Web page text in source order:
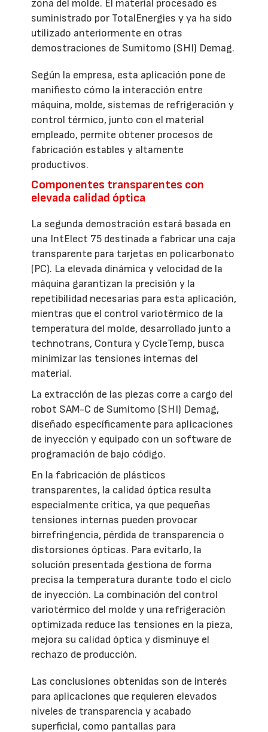
zona del molde. El material procesado es
suministrado por TotalEnergies y ya ha sido
utilizado anteriormente en otras
demostraciones de Sumitomo (SHI) Demag.
Según la empresa, esta aplicación pone de
manifiesto cómo la interacción entre
máquina, molde, sistemas de refrigeración y
control térmico, junto con el material
empleado, permite obtener procesos de
fabricación estables y altamente
productivos.
Componentes transparentes con
elevada calidad óptica
La segunda demostración estará basada en
una IntElect 75 destinada a fabricar una caja
transparente para tarjetas en policarbonato
(PC). La elevada dinámica y velocidad de la
máquina garantizan la precisión y la
repetibilidad necesarias para esta aplicación,
mientras que el control variotérmico de la
temperatura del molde, desarrollado junto a
technotrans, Contura y CycleTemp, busca
minimizar las tensiones internas del
material.
La extracción de las piezas corre a cargo del
robot SAM-C de Sumitomo (SHI) Demag,
diseñado específicamente para aplicaciones
de inyección y equipado con un software de
programación de bajo código.
En la fabricación de plásticos
transparentes, la calidad óptica resulta
especialmente crítica, ya que pequeñas
tensiones internas pueden provocar
birrefringencia, pérdida de transparencia o
distorsiones ópticas. Para evitarlo, la
solución presentada gestiona de forma
precisa la temperatura durante todo el ciclo
de inyección. La combinación del control
variotérmico del molde y una refrigeración
optimizada reduce las tensiones en la pieza,
mejora su calidad óptica y disminuye el
rechazo de producción.
Las conclusiones obtenidas son de interés
para aplicaciones que requieren elevados
niveles de transparencia y acabado
superficial, como pantallas para